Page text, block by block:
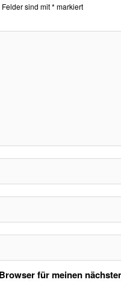
sind mit* markiert
für meinen